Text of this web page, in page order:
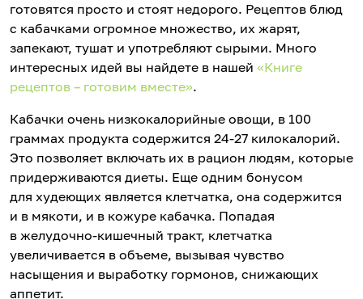
готовятся просто и стоят недорого. Рецептов блюд
с кабачками огромное множество, их жарят,
запекают, тушат и употребляют сырыми. Много
интересных идей вы найдете в нашей «Книге
рецептов – готовим вместе».
Кабачки очень низкокалорийные овощи, в 100
граммах продукта содержится 24-27 килокалорий.
Это позволяет включать их в рацион людям, которые
придерживаются диеты. Еще одним бонусом
для худеющих является клетчатка, она содержится
и в мякоти, и в кожуре кабачка. Попадая
в желудочно-кишечный тракт, клетчатка
увеличивается в объеме, вызывая чувство
насыщения и выработку гормонов, снижающих
аппетит.